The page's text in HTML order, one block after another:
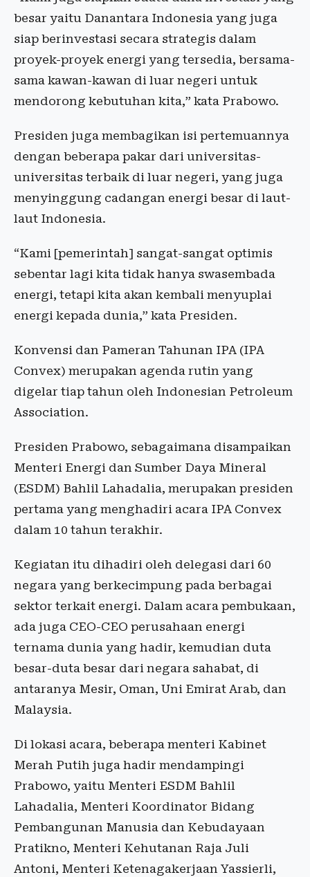
besar yaitu Danantara Indonesia yang juga
siap berinvestasi secara strategis dalam
proyek-proyek energi yang tersedia, bersama-
sama kawan-kawan di luar negeri untuk
mendorong kebutuhan kita,” kata Prabowo.
Presiden juga membagikan isi pertemuannya
dengan beberapa pakar dari universitas-
universitas terbaik di luar negeri, yang juga
menyinggung cadangan energi besar di laut-
laut Indonesia.
“Kami [pemerintah] sangat-sangat optimis
sebentar lagi kita tidak hanya swasembada
energi, tetapi kita akan kembali menyuplai
energi kepada dunia,” kata Presiden.
Konvensi dan Pameran Tahunan IPA (IPA
Convex) merupakan agenda rutin yang
digelar tiap tahun oleh Indonesian Petroleum
Association.
Presiden Prabowo, sebagaimana disampaikan
Menteri Energi dan Sumber Daya Mineral
(ESDM) Bahlil Lahadalia, merupakan presiden
pertama yang menghadiri acara IPA Convex
dalam 10 tahun terakhir.
Kegiatan itu dihadiri oleh delegasi dari 60
negara yang berkecimpung pada berbagai
sektor terkait energi. Dalam acara pembukaan,
ada juga CEO-CEO perusahaan energi
ternama dunia yang hadir, kemudian duta
besar-duta besar dari negara sahabat, di
antaranya Mesir, Oman, Uni Emirat Arab, dan
Malaysia.
Di lokasi acara, beberapa menteri Kabinet
Merah Putih juga hadir mendampingi
Prabowo, yaitu Menteri ESDM Bahlil
Lahadalia, Menteri Koordinator Bidang
Pembangunan Manusia dan Kebudayaan
Pratikno, Menteri Kehutanan Raja Juli
Antoni, Menteri Ketenagakerjaan Yassierli,